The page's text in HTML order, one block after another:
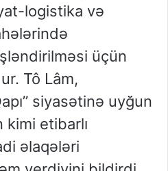
logistika və
üçün
Tô Lâm,
siyasətinə uyğun
kimi etibarlı
əlaqələri